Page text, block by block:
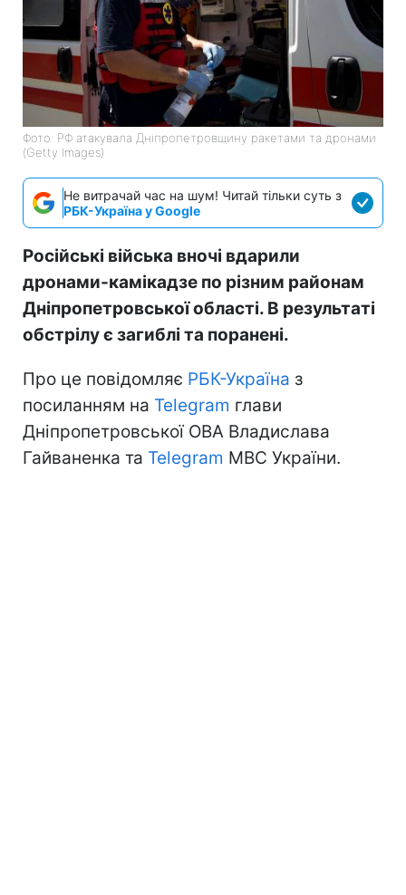
Фото: РФ атакувала Дніпропетровщину ракетами та дронами
(Getty Images)
Не витрачай час на шум! Читай тільки суть з
РБК-Україна у Google
Російські війська вночі вдарили
дронами-камікадзе по різним районам
Дніпропетровської області. В результаті
обстрілу є загиблі та поранені.
Про це повідомляє РБК-Україна з
посиланням на Telegram глави
Дніпропетровської ОВА Владислава
Гайваненка та Telegram МВС України.